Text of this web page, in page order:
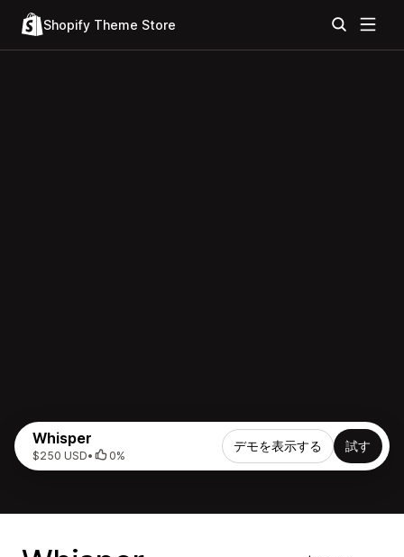
Shopify Theme Store
Whisper
$250 USD• 0%
デモを表示する 試す